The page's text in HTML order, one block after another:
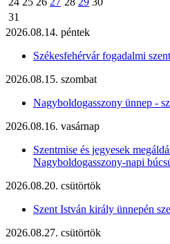
31
2026.08.14. péntek
Székesfehérvár fogadalmi
2026.08.15. szombat
Nagyboldogasszony ünnep -
2026.08.16. vasárnap
Szentmise és jegyesek
Nagyboldogasszony-napi
2026.08.20. csütörtök
Szent István király ünnepén
2026.08.27. csütörtök